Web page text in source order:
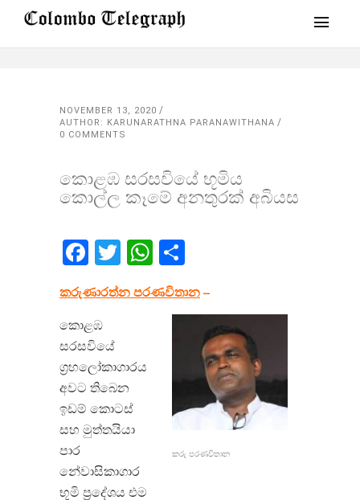
NOVEMBER 13, 2020
AUTHOR: KARUNARATHNA PARANAWITHANA
0 COMMENTS
කොළඹ සරසවියේ භූමිය
කොල්ල කෑමේ අනතුරක් අබියස
Facebook
TwitterWhatsApp
කරුණාරත්න පරණවිතාන​ –
කරු පරණවිතාන​
කොළඹ
සරසවියේ
ග්‍රහලෝකාගාරය
අවට තිබෙන
ඉඩම් කොටස්
සහ මුත්තයියා
පාර
නේවාසිකාගාර
භූමි ප්‍රදේශය එම